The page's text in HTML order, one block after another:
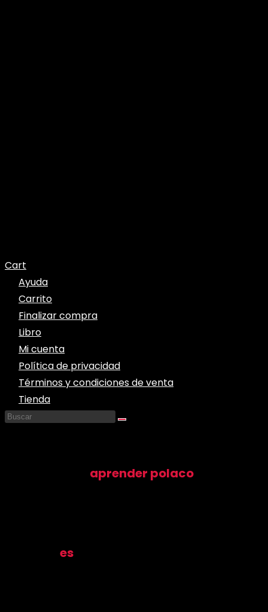
Cart
Ayuda
Carrito
Finalizar compra
Libro
Mi cuenta
Política de privacidad
Términos y condiciones de venta
Tienda
aprender polaco
es